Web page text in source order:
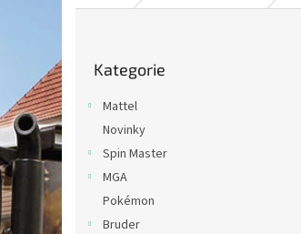
kategorie
Kategorie
Mattel
Novinky
Spin Master
MGA
Pokémon
Bruder